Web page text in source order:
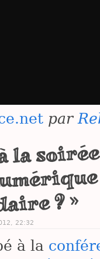
par
? »
22:32
à la